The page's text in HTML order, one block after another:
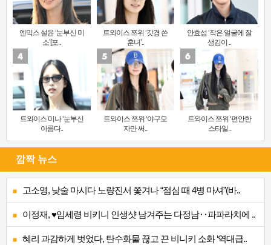
엔믹스 설윤 ‘눈부신 미
소’[포..
트와이스 쯔위 ‘갓경 쓴
훈녀’..
안효섭 ‘작은 얼굴에 잘
생김이 ..
트와이스 미나 ‘눈부신
아름다..
트와이스 쯔위 ‘야구모
자만 써..
트와이스 쯔위 ‘편안한
스타일..
깜짝 뉴스
고소영, 낮술 마시다 노량진서 쫓겨나 “점심 때 4병 마셔”(바..
이정재, ♥임세령 비키니 인생샷 남겨주는 다정남‥파파라치에 ..
혜리 과감하게 벗었다, 탄수화물 끊고 끈 비니키 소화 ‘역대급..